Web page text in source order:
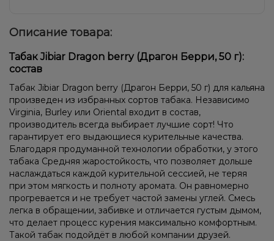
Грейпфрут, Дыня, Лимон, Маракуйя
Виноград, Лёд/Холодок, Ягоды
Жвачка (фруктовая) Конфеты, Лёд/Холодок Дыня
Ананас, Маракуйя, Мороженое, Персик Мохито
Киви, Лайм, Мята, Яблоко Гуава, Малина
Гуава, Черника/Голубика Арбуз, Лёд/Холодок
Лёд/Холодок, Малина
Лёд/Холодок, Яблоко Лёд/Холодок Печенье Ежевика
Ананас, Дыня, Манго, Маракуйя, Черника/Голубика
Описание товара:
Табак Jibiar Dragon berry (Драгон Берри, 50 г):
состав
Табак Jibiar Dragon berry (Драгон Берри, 50 г) для кальяна
произведен из избранных сортов табака. Независимо
Virginia, Burley или Oriental входит в состав,
производитель всегда выбирает лучшие сорт! Что
гарантирует его выдающиеся курительные качества.
Благодаря продуманной технологии обработки, у этого
табака Средняя жаростойкость, что позволяет дольше
наслаждаться каждой курительной сессией, не теряя
при этом мягкость и полноту аромата. Он равномерно
прогревается и не требует частой замены углей. Смесь
легка в обращении, забивке и отличается густым дымом,
что делает процесс курения максимально комфортным.
Такой табак подойдёт в любой компании друзей.